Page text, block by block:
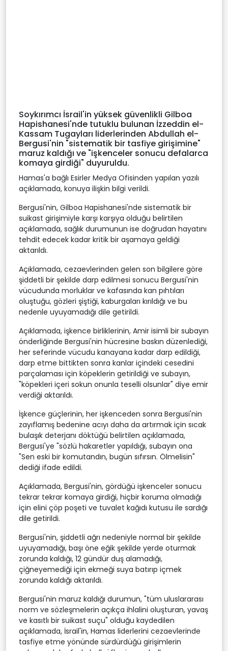
Soykırımcı İsrail'in yüksek güvenlikli Gilboa
Hapishanesi'nde tutuklu bulunan İzzeddin el-
Kassam Tugayları liderlerinden Abdullah el-
Bergusi'nin "sistematik bir tasfiye girişimine"
maruz kaldığı ve "işkenceler sonucu defalarca
komaya girdiği" duyuruldu.
Hamas'a bağlı Esirler Medya Ofisinden yapılan yazılı
açıklamada, konuya ilişkin bilgi verildi.
Bergusi'nin, Gilboa Hapishanesi'nde sistematik bir
suikast girişimiyle karşı karşıya olduğu belirtilen
açıklamada, sağlık durumunun ise doğrudan hayatını
tehdit edecek kadar kritik bir aşamaya geldiği
aktarıldı.
Açıklamada, cezaevlerinden gelen son bilgilere göre
şiddetli bir şekilde darp edilmesi sonucu Bergusi'nin
vücudunda morluklar ve kafasında kan pıhtıları
oluştuğu, gözleri şiştiği, kaburgaları kırıldığı ve bu
nedenle uyuyamadığı dile getirildi.
Açıklamada, işkence birliklerinin, Amir isimli bir subayın
önderliğinde Bergusi'nin hücresine baskın düzenlediği,
her seferinde vücudu kanayana kadar darp edildiği,
darp etme bittikten sonra kanlar içindeki cesedini
parçalaması için köpeklerin getirildiği ve subayın,
"köpekleri içeri sokun onunla teselli olsunlar" diye emir
verdiği aktarıldı.
İşkence güçlerinin, her işkenceden sonra Bergusi'nin
zayıflamış bedenine acıyı daha da artırmak için sıcak
bulaşık deterjanı döktüğü belirtilen açıklamada,
Bergusi'ye "sözlü hakaretler yapıldığı, subayın ona
"Sen eski bir komutandın, bugün sıfırsın. Ölmelisin"
dediği ifade edildi.
Açıklamada, Bergusi'nin, gördüğü işkenceler sonucu
tekrar tekrar komaya girdiği, hiçbir koruma olmadığı
için elini çöp poşeti ve tuvalet kağıdı kutusu ile sardığı
dile getirildi.
Bergusi'nin, şiddetli ağrı nedeniyle normal bir şekilde
uyuyamadığı, başı öne eğik şekilde yerde oturmak
zorunda kaldığı, 12 gündür duş alamadığı,
çiğneyemediği için ekmeği suya batırıp içmek
zorunda kaldığı aktarıldı.
Bergusi'nin maruz kaldığı durumun, "tüm uluslararası
norm ve sözleşmelerin açıkça ihlalini oluşturan, yavaş
ve kasıtlı bir suikast suçu" olduğu kaydedilen
açıklamada, İsrail'in, Hamas liderlerini cezaevlerinde
tasfiye etme yönünde sürdürdüğü girişimlerin